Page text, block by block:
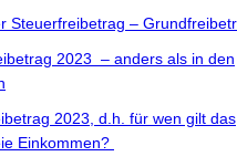
Steuerfreibetrag –
2023 – anders als in den
2023, d.h. für wen gilt das
Einkommen?